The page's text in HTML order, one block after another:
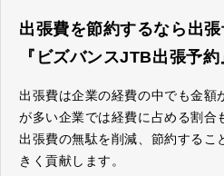
出張費を節約するなら 出
『ビズバンスJTB出張予約
出張費は企業の経費の中でも金額
が多い企業では経費に占める割合
出張費の無駄を削減、節約するこ
きく貢献します。